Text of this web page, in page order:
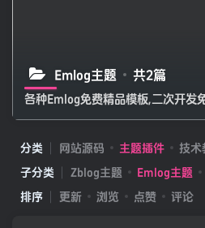
Emlog主题 共2篇
各种Emlog免费精品模板,二次开发
分类 网站源码 主题插件 技术
子分类
Zblog主题 Emlog主题
排序
更新 浏览 点赞 评论